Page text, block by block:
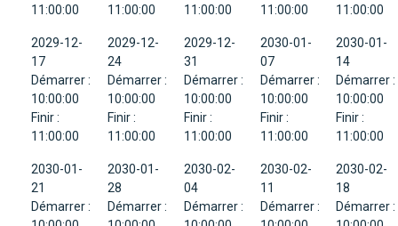
11:00:00
11:00:00
11:00:00
11:00:00
11:00:00
2029-12-
17
Démarrer :
10:00:00
Finir :
11:00:00
2029-12-
24
Démarrer :
10:00:00
Finir :
11:00:00
2029-12-
31
Démarrer :
10:00:00
Finir :
11:00:00
2030-01-
07
Démarrer :
10:00:00
Finir :
11:00:00
2030-01-
14
Démarrer :
10:00:00
Finir :
11:00:00
2030-01-
21
Démarrer :
2030-01-
28
Démarrer :
2030-02-
04
Démarrer :
2030-02-
11
Démarrer :
2030-02-
18
Démarrer :